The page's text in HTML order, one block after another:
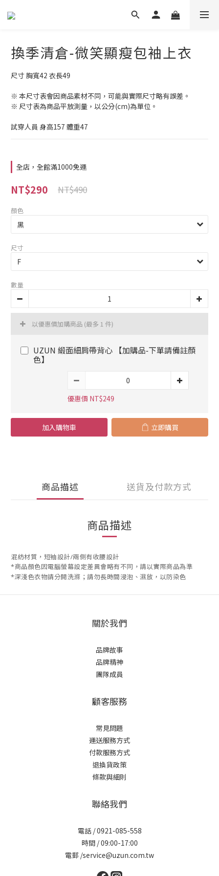
換季清倉-微笑顯瘦包袖上衣
尺寸 胸寬42 衣長49
※ 本尺寸表會因商品素材不同，可能與實際尺寸略有誤差。
※ 尺寸表為商品平放測量，以公分(cm)為單位。
試穿人員 身高157 體重47
全店，全館滿1000免運
NT$290 NT$490
顏色
尺寸
數量
以優惠價加購商品 (最多 1 件)
UZUN 緞面細肩帶背心 【加購品-下單請備註顏
色】
優惠價 NT$249
加入購物車 立即購買
商品描述 送貨及付款方式
商品描述
混紡材質，短袖設計/兩側有收腰設計
*商品顏色因電腦螢幕設定差異會略有不同，請以實際商品為準
*深淺色衣物請分開洗滌；請勿長時間浸泡、濕放，以防染色
關於我們
品牌故事
品牌精神
團隊成員
顧客服務
常見問題
運送服務方式
付款服務方式
退換貨政策
條款與細則
聯絡我們
電話 / 0921-085-558
時間 / 09:00-17:00
電郵 /service@uzun.com.tw